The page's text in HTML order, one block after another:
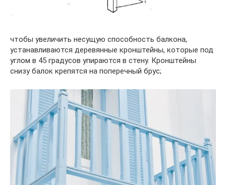
чтобы увеличить несущую способность балкона,
устанавливаются деревянные кронштейны, которые под
углом в 45 градусов упираются в стену. Кронштейны
снизу балок крепятся на поперечный брус;